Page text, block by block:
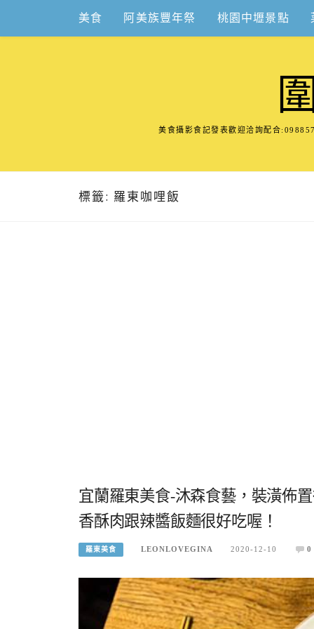
content
美食 阿美族豐年祭 桃園中壢景點
美食攝影食記發表歡迎洽詢配合
標籤: 羅東咖哩飯
宜蘭羅東美食-沐森食藝，裝潢佈
香酥肉跟辣醬飯麵很好吃喔！
羅東美食 LEONLOVEGINA 2020-12-10 0